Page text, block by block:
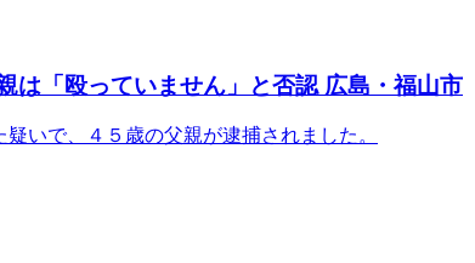
は「殴っていません」と否認 広島・福山市
いで、４５歳の父親が逮捕されました。